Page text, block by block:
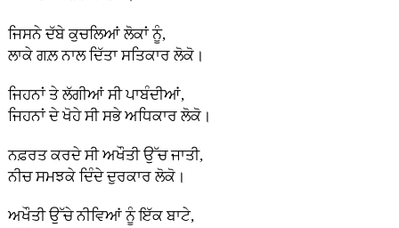
ਜਿਸਨੇ ਦੱਬੇ ਕੁਚਲਿਆਂ ਲੋਕਾਂ ਨੂੰ,
ਲਾਕੇ ਗਲ਼ ਨਾਲ ਦਿੱਤਾ ਸਤਿਕਾਰ ਲੋਕੋ।
ਜਿਹਨਾਂ ਤੇ ਲੱਗੀਆਂ ਸੀ ਪਾਬੰਦੀਆਂ,
ਜਿਹਨਾਂ ਦੇ ਖੋਹੇ ਸੀ ਸਭੇ ਅਧਿਕਾਰ ਲੋਕੋ।
ਨਫ਼ਰਤ ਕਰਦੇ ਸੀ ਅਖੌਤੀ ਉੱਚ ਜਾਤੀ,
ਨੀਚ ਸਮਝਕੇ ਦਿੰਦੇ ਦੁਰਕਾਰ ਲੋਕੋ।
ਅਖੌਤੀ ਉੱਚੇ ਨੀਵਿਆਂ ਨੂੰ ਇੱਕ ਬਾਟੇ,